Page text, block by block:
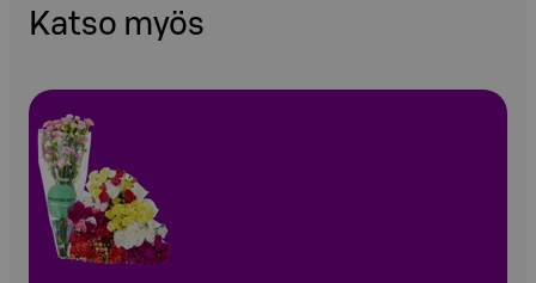
Katso myös